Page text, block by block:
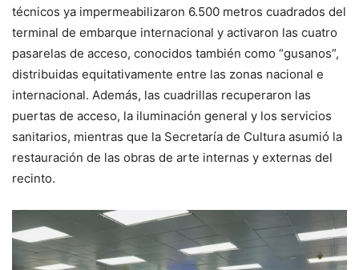
técnicos ya impermeabilizaron 6.500 metros cuadrados del
terminal de embarque internacional y activaron las cuatro
pasarelas de acceso, conocidos también como “gusanos”,
distribuidas equitativamente entre las zonas nacional e
internacional. Además, las cuadrillas recuperaron las
puertas de acceso, la iluminación general y los servicios
sanitarios, mientras que la Secretaría de Cultura asumió la
restauración de las obras de arte internas y externas del
recinto.